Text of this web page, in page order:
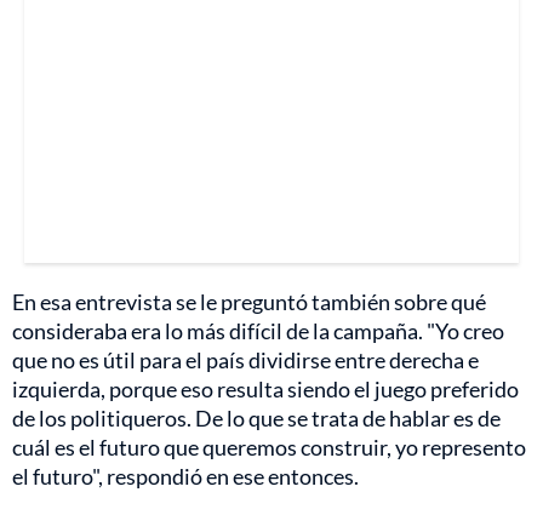
En esa entrevista se le preguntó también sobre qué
consideraba era lo más difícil de la campaña. "Yo creo
que no es útil para el país dividirse entre derecha e
izquierda, porque eso resulta siendo el juego preferido
de los politiqueros. De lo que se trata de hablar es de
cuál es el futuro que queremos construir, yo represento
el futuro", respondió en ese entonces.